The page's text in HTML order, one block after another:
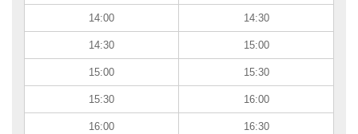
14:00 14:30
14:30 15:00
15:00 15:30
15:30 16:00
16:00 16:30